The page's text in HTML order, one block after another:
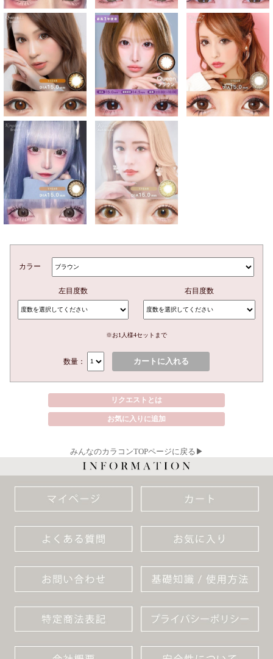
カラー
左目度数 右目度数
※お1人様4セットまで
数量： カートに入れる
リクエストとは
お気に入りに追加
みんなのカラコンTOPページに戻る▶